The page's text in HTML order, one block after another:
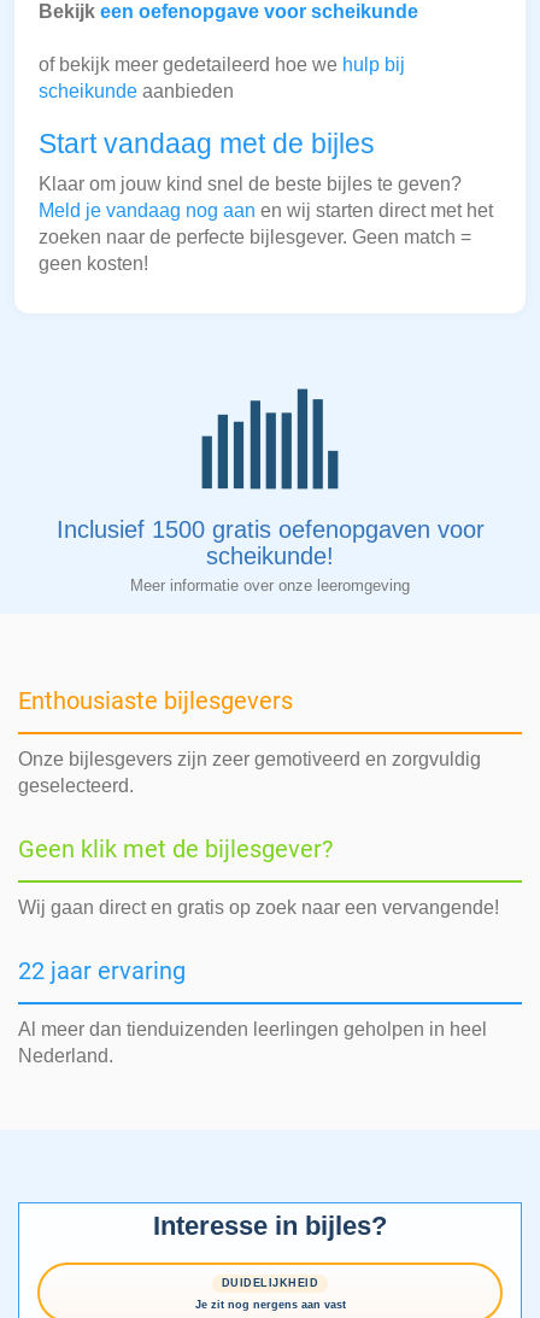
Bekijk een oefenopgave voor scheikunde
of bekijk meer gedetaileerd hoe we hulp bij
scheikunde aanbieden
Start vandaag met de bijles
Klaar om jouw kind snel de beste bijles te geven?
Meld je vandaag nog aan en wij starten direct met het
zoeken naar de perfecte bijlesgever. Geen match =
geen kosten!
Inclusief 1500 gratis oefenopgaven voor
scheikunde!
Meer informatie over onze leeromgeving
Enthousiaste bijlesgevers
Onze bijlesgevers zijn zeer gemotiveerd en zorgvuldig
geselecteerd.
Geen klik met de bijlesgever?
Wij gaan direct en gratis op zoek naar een vervangende!
22 jaar ervaring
Al meer dan tienduizenden leerlingen geholpen in heel
Nederland.
Interesse in bijles?
DUIDELIJKHEID
Je zit nog nergens aan vast